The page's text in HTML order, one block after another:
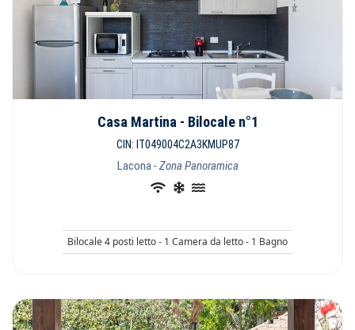
Casa Martina - Bilocale n°1
CIN: IT049004C2A3KMUP87
Lacona- Zona Panoramica
Bilocale 4 posti letto - 1 Camera da letto - 1 Bagno